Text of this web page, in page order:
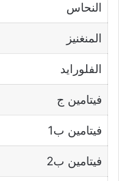
النحاس
المنغنيز
الفلورايد
فيتامين ج
فيتامين ب1
فيتامين ب2